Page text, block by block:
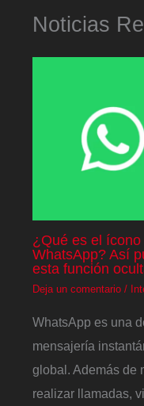
Noticias
¿Qué es el
WhatsApp? Así
esta función
Deja un comentario /
WhatsApp es una
mensajería
global. Además de
realizar llamadas,